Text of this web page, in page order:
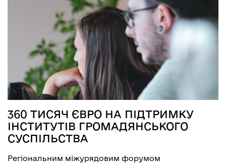
360 ТИСЯЧ ЄВРО НА ПІДТРИМКУ
ІНСТИТУТІВ ГРОМАДЯНСЬКОГО
СУСПІЛЬСТВА
Регіональним міжурядовим форумом